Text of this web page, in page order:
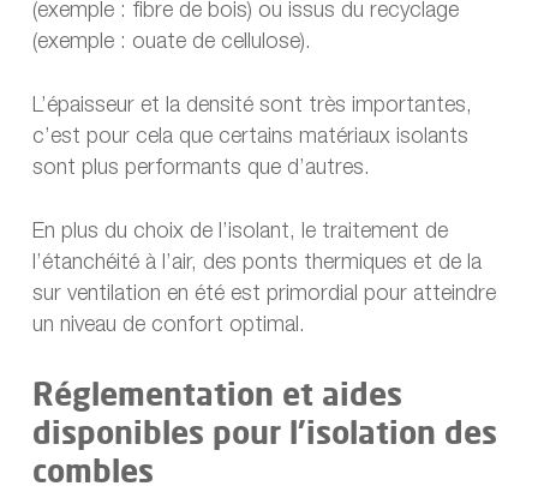
(exemple : fibre de bois) ou issus du recyclage
(exemple : ouate de cellulose).
L’épaisseur et la densité sont très importantes,
c’est pour cela que certains matériaux isolants
sont plus performants que d’autres.
En plus du choix de l’isolant, le traitement de
l’étanchéité à l’air, des ponts thermiques et de la
sur ventilation en été est primordial pour atteindre
un niveau de confort optimal.
Réglementation et aides
disponibles pour l’isolation des
combles